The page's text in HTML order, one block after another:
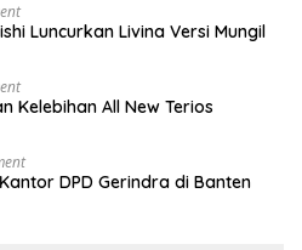
Luncurkan Livina Versi Mungil
Kelebihan All New Terios
DPD Gerindra di Banten